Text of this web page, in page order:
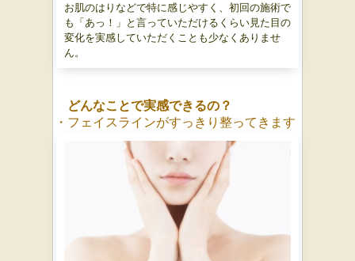
お肌のはりなどで特に感じやすく、初回の施術で
も「あっ！」と言っていただけるくらい見た目の
変化を実感していただくことも少なくありませ
ん。
どんなことで実感できるの？
・フェイスラインがすっきり整ってきます